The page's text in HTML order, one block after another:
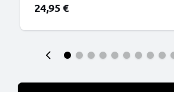
24,95 €